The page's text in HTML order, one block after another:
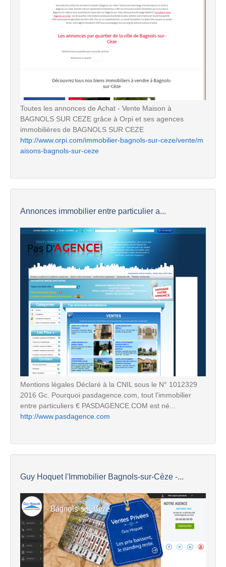
Toutes les annonces de Achat - Vente Maison à
BAGNOLS SUR CEZE grâce à Orpi et ses agences
immobilières de BAGNOLS SUR CEZE
http://www.orpi.com/immobilier-bagnols-sur-ceze/vente/m
aisons-bagnols-sur-ceze
Annonces immobilier entre particulier a...
Mentions légales Déclaré à la CNIL sous le N° 1012329
2016 Gc. Pourquoi pasdagence.com, tout l'immobilier
entre particuliers € PASDAGENCE.COM est né...
http://www.pasdagence.com
Guy Hoquet l'Immobilier Bagnols-sur-Cèze -...